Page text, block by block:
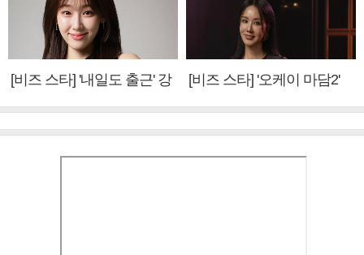
[비즈 스타] '내일도 출근' 강
[비즈 스타] '오케이 마담2'